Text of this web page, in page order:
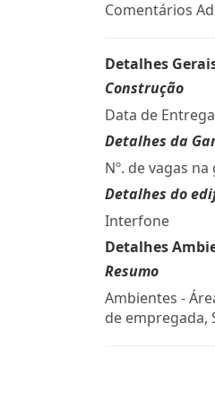
Comentários
Detalhes
Construção
Data de
Detalhes da
Nº. de vagas
Detalhes do
Interfone
Detalhes
Resumo
Ambientes -
de empregada,